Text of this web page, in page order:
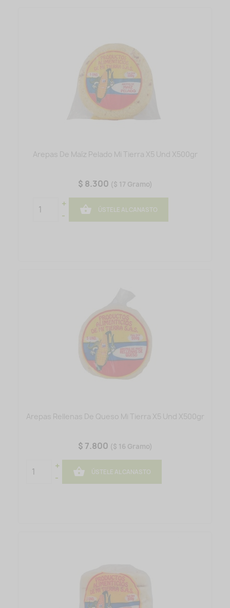
Arepas De Maíz Pelado Mi Tierra X5 Und X500gr
$ 8.300 ($ 17 Gramo)
+
-
 ÚSTELE AL CANASTO
Arepas Rellenas De Queso Mi Tierra X5 Und X500gr
$ 7.800 ($ 16 Gramo)
+
-
 ÚSTELE AL CANASTO